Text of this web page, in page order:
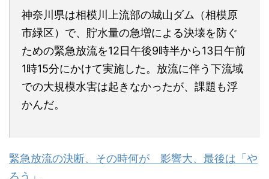
神奈川県は相模川上流部の城山ダム（相模原
市緑区）で、貯水量の急増による決壊を防ぐ
ための緊急放流を12日午後9時半から13日午前
1時15分にかけて実施した。放流に伴う下流域
での大規模水害は起きなかったが、課題も浮
かんだ。
緊急放流の決断、その時何が 影響大、最後は「や
ろう」